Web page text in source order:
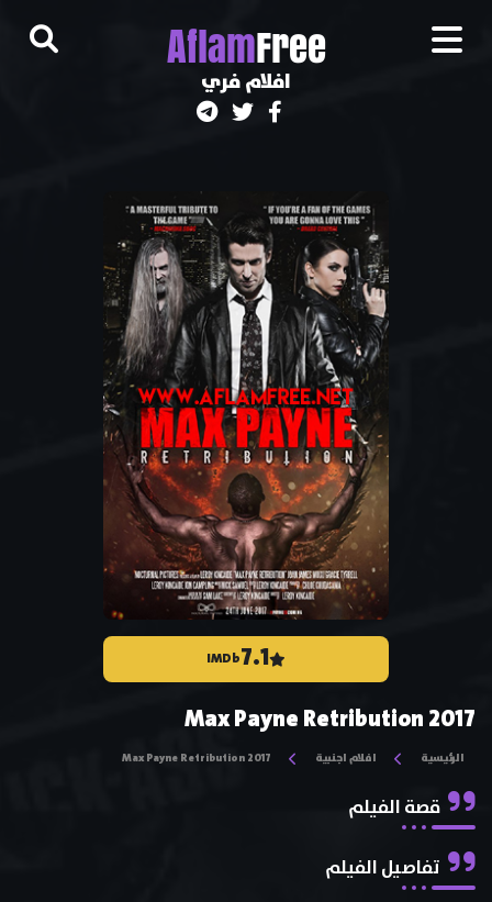
AflamFree
افلام فري
7.1
IMDb
Max Payne Retribution 2017
الرئيسية افلام اجنبية Max Payne Retribution 2017
قصة الفيلم
تفاصيل الفيلم